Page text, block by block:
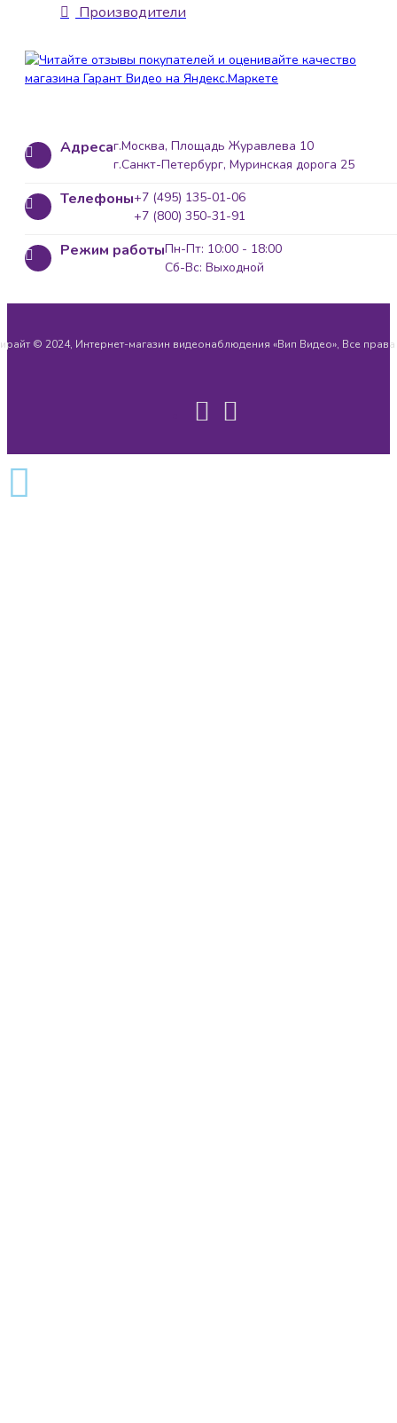
Производители
Адресаг.Москва, Площадь Журавлева 10
г.Санкт-Петербург, Муринская дорога 25
Телефоны+7 (495) 135-01-06
+7 (800) 350-31-91
Режим работыПн-Пт: 10:00 - 18:00
Сб-Вс: Выходной
© 2024, Интернет-магазин видеонаблюдения «Вип Видео», Все